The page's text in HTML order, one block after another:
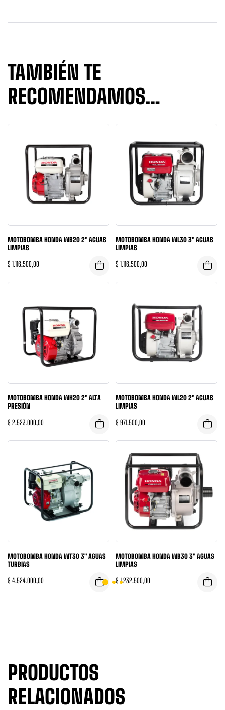
TAMBIÉN TE
RECOMENDAMOS…
MOTOBOMBA HONDA WB20 2″ AGUAS
LIMPIAS
$ 1.116.500,00
MOTOBOMBA HONDA WL30 3″ AGUAS
LIMPIAS
$ 1.116.500,00
MOTOBOMBA HONDA WH20 2″ ALTA
PRESIÓN
$ 2.523.000,00
MOTOBOMBA HONDA WL20 2″ AGUAS
LIMPIAS
$ 971.500,00
MOTOBOMBA HONDA WT30 3″ AGUAS
TURBIAS
$ 4.524.000,00
MOTOBOMBA HONDA WB30 3″ AGUAS
LIMPIAS
$1.232.500,00
PRODUCTOS
RELACIONADOS